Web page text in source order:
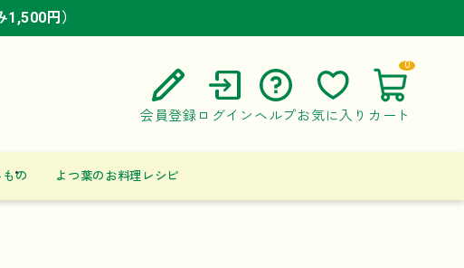
円）
円）
円）
会員登録 ログイン ヘルプ
ご利用ガイド
お問い合わせ
お気に入り カート
0
の よつ葉のお料理レシピ